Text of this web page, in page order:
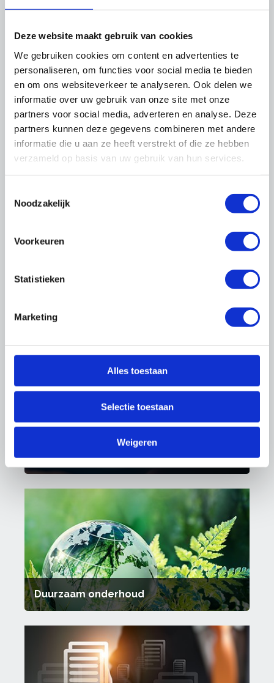
Deze website maakt gebruik van cookies
We gebruiken cookies om content en advertenties te
personaliseren, om functies voor social media te bieden
en om ons websiteverkeer te analyseren. Ook delen we
informatie over uw gebruik van onze site met onze
partners voor social media, adverteren en analyse. Deze
partners kunnen deze gegevens combineren met andere
informatie die u aan ze heeft verstrekt of die ze hebben
verzameld op basis van uw gebruik van hun services.
Noodzakelijk
Voorkeuren
Statistieken
Marketing
Alles toestaan
Selectie toestaan
Weigeren
Protocol asbesthoudende beglazingskit
Thema's
Arbo & Milieu
Kwaliteit
Duurzaam onderhoud